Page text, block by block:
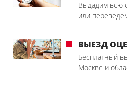
Выдадим всю
или
ВЫЕЗД
Бесплатный
Москве и